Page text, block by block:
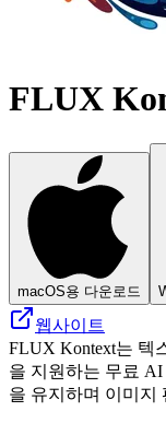
FLUX
macOS용 다운로드
웹사이트
FLUX Kontext는 텍
을 지원하는 무료
을 유지하며 이미지